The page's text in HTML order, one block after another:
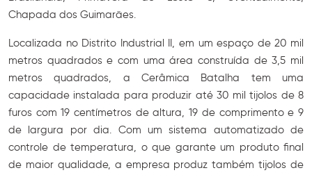
Chapada dos Guimarães.
Localizada no Distrito Industrial II, em um espaço de 20 mil
metros quadrados e com uma área construída de 3,5 mil
metros quadrados, a Cerâmica Batalha tem uma
capacidade instalada para produzir até 30 mil tijolos de 8
furos com 19 centímetros de altura, 19 de comprimento e 9
de largura por dia. Com um sistema automatizado de
controle de temperatura, o que garante um produto final
de maior qualidade, a empresa produz também tijolos de